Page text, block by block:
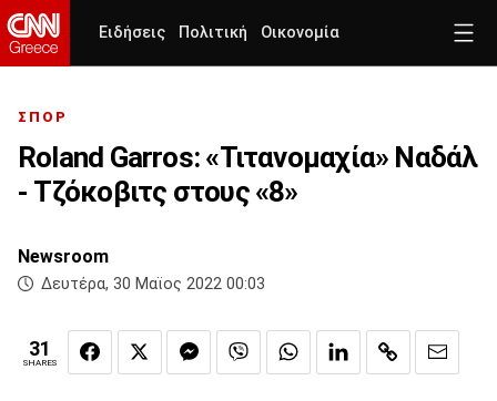
Ειδήσεις Πολιτική Οικονομία
ΣΠΟΡ
Roland Garros: «Τιτανομαχία» Ναδάλ
- Τζόκοβιτς στους «8»
Newsroom
Δευτέρα, 30 Μαϊος 2022 00:03
31
SHARES